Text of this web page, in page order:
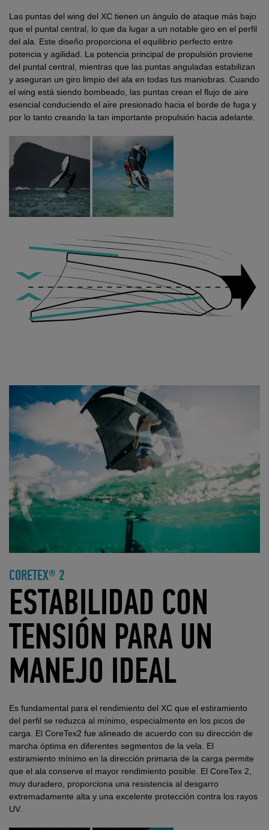
Las puntas del wing del XC tienen un ángulo de ataque más bajo
que el puntal central, lo que da lugar a un notable giro en el perfil
del ala. Este diseño proporciona el equilibrio perfecto entre
potencia y agilidad. La potencia principal de propulsión proviene
del puntal central, mientras que las puntas anguladas estabilizan
y aseguran un giro limpio del ala en todas tus maniobras. Cuando
el wing está siendo bombeado, las puntas crean el flujo de aire
esencial conduciendo el aire presionado hacia el borde de fuga y
por lo tanto creando la tan importante propulsión hacia adelante.
CORETEX® 2
ESTABILIDAD CON
TENSIÓN PARA UN
MANEJO IDEAL
Es fundamental para el rendimiento del XC que el estiramiento
del perfil se reduzca al mínimo, especialmente en los picos de
carga. El CoreTex2 fue alineado de acuerdo con su dirección de
marcha óptima en diferentes segmentos de la vela. El
estiramiento mínimo en la dirección primaria de la carga permite
que el ala conserve el mayor rendimiento posible. El CoreTex 2,
muy duradero, proporciona una resistencia al desgarro
extremadamente alta y una excelente protección contra los rayos
UV.